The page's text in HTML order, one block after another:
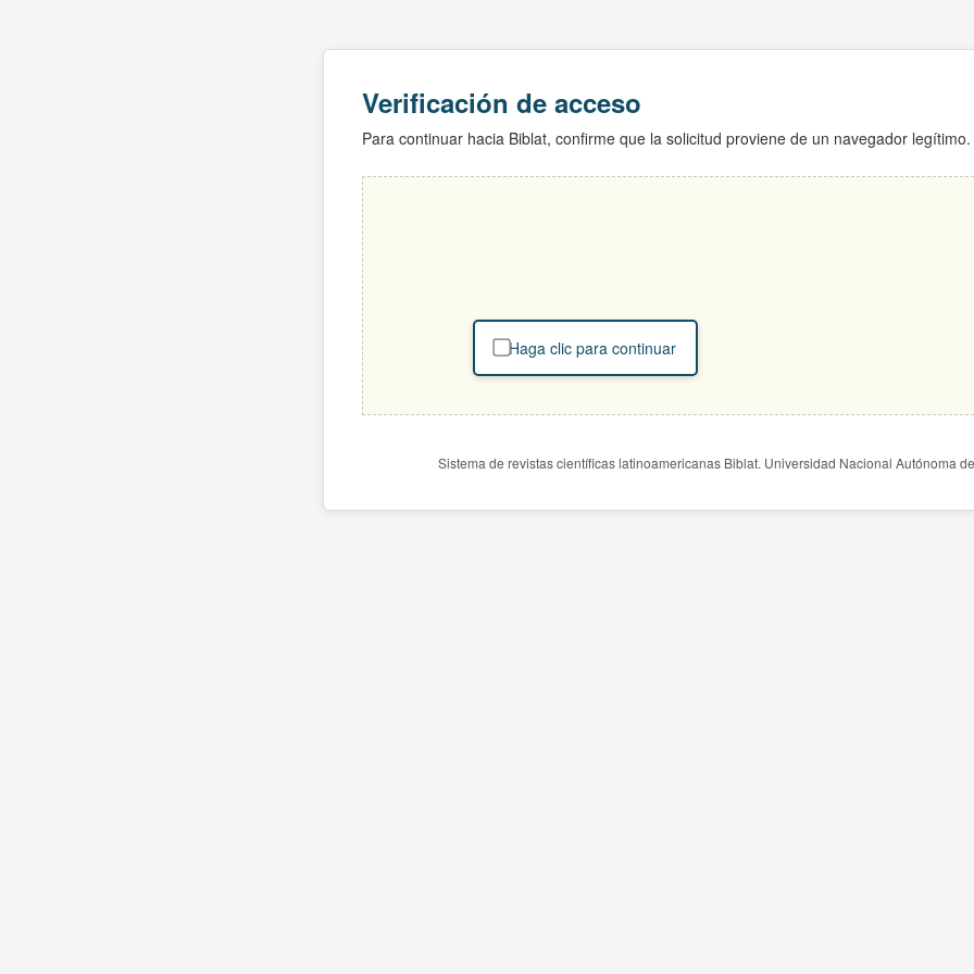
Verificación de acceso
Para continuar hacia Biblat, confirme que la solicitud proviene de un navegador legítimo.
Haga clic para continuar
Sistema de revistas científicas latinoamericanas Biblat. Universidad Nacional Autónoma